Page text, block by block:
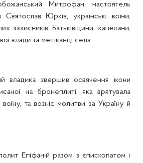
Митрофан, настоятель
Святослав Юрків, українські воїни,
захисників Батьківщини, капелани,
влади та мешканці села.
владика звершив освячення ікони
на бронеплиті, яка врятувала
та возніс молитви за Україну й
Епіфаній разом з єпископатом і